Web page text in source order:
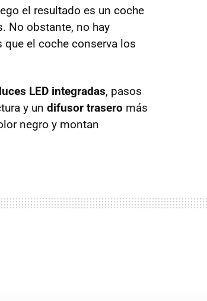
el resultado es un coche
No obstante, no hay
el coche conserva los
luces LED integradas, pasos
y un difusor trasero más
negro y montan